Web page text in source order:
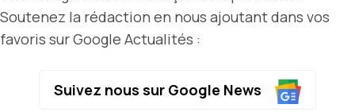
Soutenez la rédaction en nous ajoutant dans vos
favoris sur Google Actualités :
Suivez nous sur Google News